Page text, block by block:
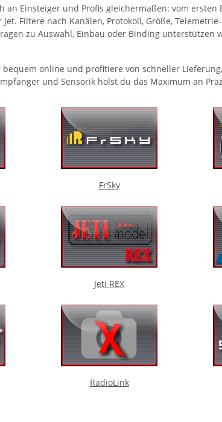
an Einsteiger und Profis gleichermaßen: vom
Filtere nach Kanälen, Protokoll, Größe,
zu Auswahl, Einbau oder Binding
bequem online und profitiere von schneller
und Sensorik holst du das Maximum an
FrSky
Jeti REX
RadioLink